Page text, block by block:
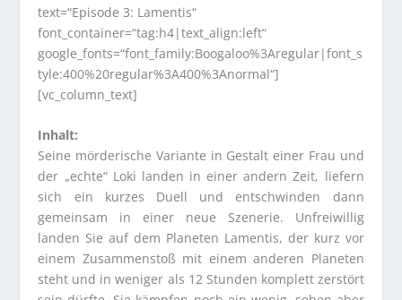
text=“Episode 3: Lamentis“
font_container=“tag:h4|text_align:left“
google_fonts=“font_family:Boogaloo%3Aregular|font_s
tyle:400%20regular%3A400%3Anormal“]
[vc_column_text]
Inhalt:
Seine mörderische Variante in Gestalt einer Frau und
der „echte“ Loki landen in einer andern Zeit, liefern
sich ein kurzes Duell und entschwinden dann
gemeinsam in einer neue Szenerie. Unfreiwillig
landen Sie auf dem Planeten Lamentis, der kurz vor
einem Zusammenstoß mit einem anderen Planeten
steht und in weniger als 12 Stunden komplett zerstört